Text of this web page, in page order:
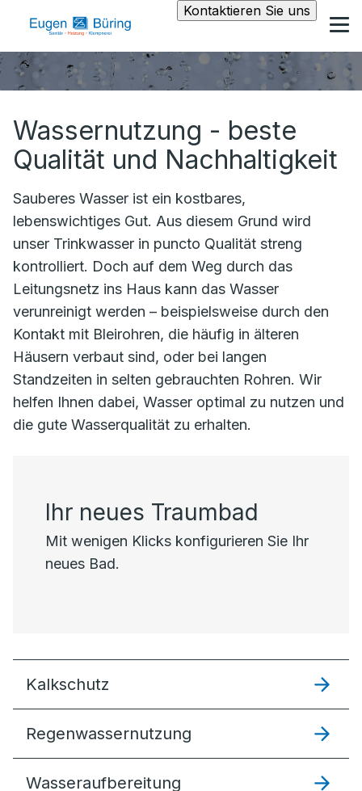
Kontaktieren Sie uns
Wassernutzung - beste
Qualität und Nachhaltigkeit
Sauberes Wasser ist ein kostbares,
lebenswichtiges Gut. Aus diesem Grund wird
unser Trinkwasser in puncto Qualität streng
kontrolliert. Doch auf dem Weg durch das
Leitungsnetz ins Haus kann das Wasser
verunreinigt werden – beispielsweise durch den
Kontakt mit Bleirohren, die häufig in älteren
Häusern verbaut sind, oder bei langen
Standzeiten in selten gebrauchten Rohren. Wir
helfen Ihnen dabei, Wasser optimal zu nutzen und
die gute Wasserqualität zu erhalten.
Ihr neues Traumbad
Mit wenigen Klicks konfigurieren Sie Ihr
neues Bad.
Kalkschutz
Regenwassernutzung
Wasseraufbereitung